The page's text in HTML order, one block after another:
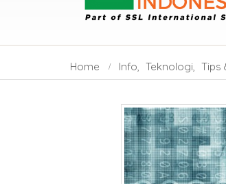
Home Info, Teknologi, Tips
Sertifikat SSL Masa
Berlaku Singkat: